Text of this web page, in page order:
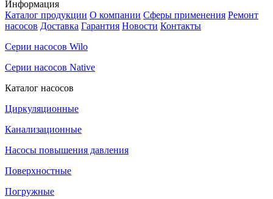
Информация
Каталог продукции О компании Сферы применения Ремонт
насосов Доставка Гарантия Новости Контакты
Серии насосов Wilo
Серии насосов Native
Каталог насосов
Циркуляционные
Канализационные
Насосы повышения давления
Поверхностные
Погружные